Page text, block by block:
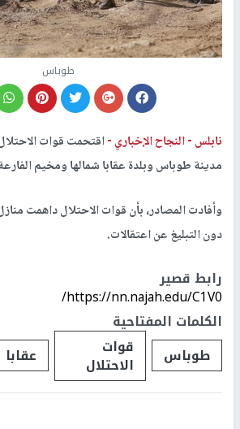
طوباس
نابلس -النجاح الإخباري -اقتحمت قوات
مدينة طوباس وبلدة عقابا شمالها ومخيم
وأفادت المصادر، بأن قوات الاحتلال داهمت
دون التبليغ عن اعتقالات.
رابط قصير
https://nn.najah.edu/C1V0/
الكلمات المفتاحية
طوباس
قوات
الاحتلال عقابا